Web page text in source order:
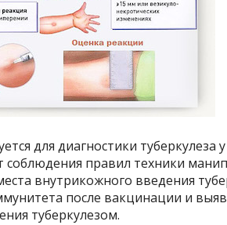
для диагностики туберкулеза
соблюдения правил техники
внутрикожного введения
после вакцинации и
туберкулезом.